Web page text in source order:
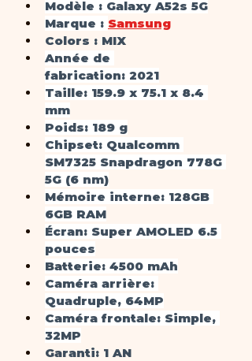
Modèle : Galaxy A52s 5G
Marque : Samsung
Colors : MIX
Année de
fabrication: 2021
Taille: 159.9 x 75.1 x 8.4
mm
Poids: 189 g
Chipset: Qualcomm
SM7325 Snapdragon 778G
5G (6 nm)
Mémoire interne: 128GB
6GB RAM
Écran: Super AMOLED 6.5
pouces
Batterie: 4500 mAh
Caméra arrière:
Quadruple, 64MP
Caméra frontale: Simple,
32MP
Garanti: 1 AN